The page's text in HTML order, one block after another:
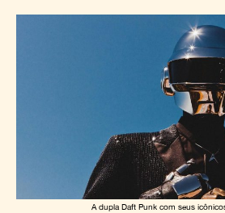
A dupla Daft Punk com seus